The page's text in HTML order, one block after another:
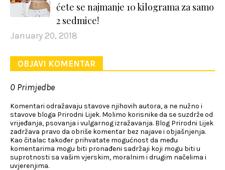
ćete se najmanje 10 kilograma za samo
2 sedmice!
January 20, 2018
OBJAVI KOMENTAR
0 Primjedbe
Komentari odražavaju stavove njihovih autora, a ne nužno i
stavove bloga Prirodni Lijek. Molimo korisnike da se suzdrže od
vrijeđanja, psovanja i vulgarnog izražavanja. Blog Prirodni Lijek
zadržava pravo da obriše komentar bez najave i objašnjenja.
Kao čitalac također prihvatate mogućnost da među
komentarima mogu biti pronađeni sadržaji koji mogu biti u
suprotnosti sa vašim vjerskim, moralnim i drugim načelima i
uvjerenjima.